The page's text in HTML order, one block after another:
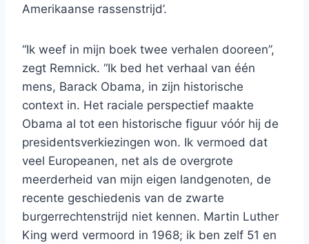
Amerikaanse rassenstrijd’.
“Ik weef in mijn boek twee verhalen dooreen”,
zegt Remnick. “Ik bed het verhaal van één
mens, Barack Obama, in zijn historische
context in. Het raciale perspectief maakte
Obama al tot een historische figuur vóór hij de
presidentsverkiezingen won. Ik vermoed dat
veel Europeanen, net als de overgrote
meerderheid van mijn eigen landgenoten, de
recente geschiedenis van de zwarte
burgerrechtenstrijd niet kennen. Martin Luther
King werd vermoord in 1968; ik ben zelf 51 en